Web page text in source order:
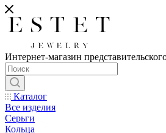
Интернет-магазин
Каталог
Все изделия
Серьги
Кольца